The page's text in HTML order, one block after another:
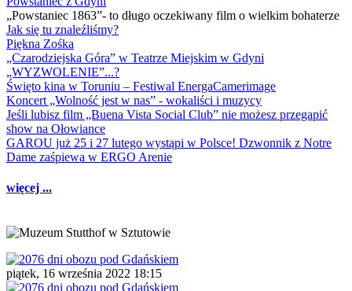
„Powstaniec 1863”- to długo oczekiwany film o wielkim bohaterze
Jak się tu znaleźliśmy?
Piękna Zośka
„Czarodziejska Góra” w Teatrze Miejskim w Gdyni
„WYZWOLENIE”...?
Święto kina w Toruniu – Festiwal EnergaCamerimage
Koncert „Wolność jest w nas” - wokaliści i muzycy
Jeśli lubisz film „Buena Vista Social Club” nie możesz przegapić
show na Ołowiance
GAROU już 25 i 27 lutego wystąpi w Polsce! Dzwonnik z Notre
Dame zaśpiewa w ERGO Arenie
więcej ...
piątek, 16 września 2022 18:15